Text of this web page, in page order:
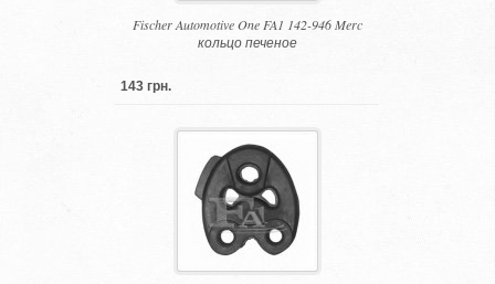
Fischer Automotive One FA1 142-946 Merc
кольцо печеное
143 грн.